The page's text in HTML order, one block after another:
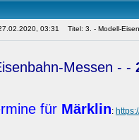
03:31 Titel: 3. - Modell-
Messen - -
für Märklin: